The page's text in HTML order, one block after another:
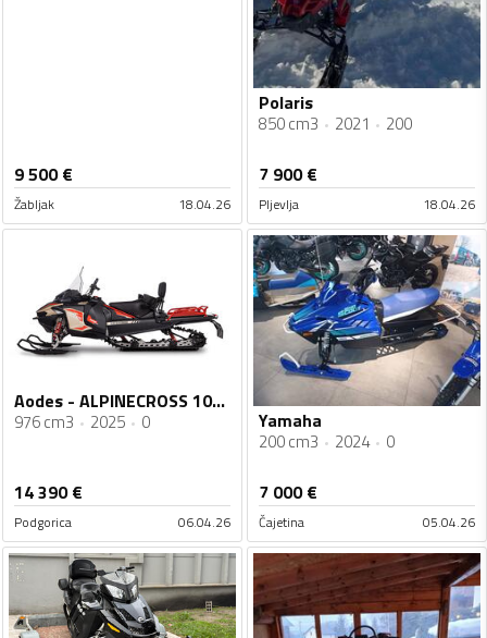
9 500€
Žabljak 18.04.26
Polaris
850 cm3 2021 200
7 900€
Pljevlja 18.04.26
Aodes - ALPINECROSS 1000
976 cm3 2025 0
14 390€
Podgorica 06.04.26
Yamaha
200 cm3 2024 0
7 000€
Čajetina 05.04.26